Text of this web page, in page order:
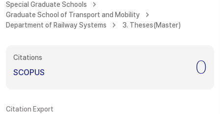
Special Graduate Schools
Graduate School of Transport and Mobility
Department of Railway Systems
3. Theses(Master)
Citations
SCOPUS 0
Citation Export